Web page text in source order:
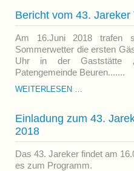
Bericht vom 43. Jareker
Am 16.Juni 2018 trafen
Sommerwetter die ersten
Uhr in der Gaststätte
Patengemeinde Beuren.......
WEITERLESEN …
JAREKER
IN
BEUREN
Einladung zum 43.
2018
Das 43. Jareker findet am
es zum Programm.